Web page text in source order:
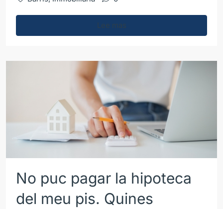
Lee mas
No puc pagar la hipoteca
del meu pis. Quines